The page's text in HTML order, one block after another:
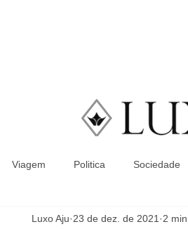
Viagem Politica Sociedade
Luxo Aju 23 de dez. de 2021 2